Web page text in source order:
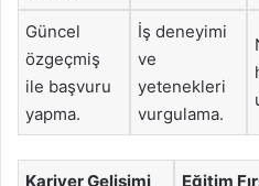
Güncel
özgeçmiş
ile başvuru
yapma.
İş deneyimi
ve
yetenekleri
vurgulama.
Kariyer Gelişimi Eğitim